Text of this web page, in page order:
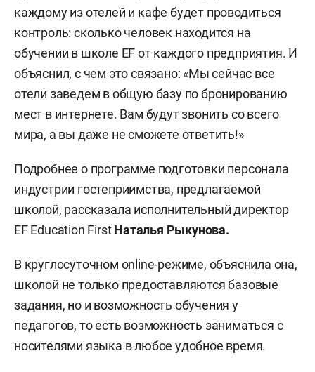
каждому из отелей и кафе будет проводиться
контроль: сколько человек находится на
обучении в школе EF от каждого предприятия. И
объяснил, с чем это связано: «Мы сейчас все
отели заведем в общую базу по бронированию
мест в интернете. Вам будут звонить со всего
мира, а вы даже не сможете ответить!»
Подробнее о программе подготовки персонала
индустрии гостеприимства, предлагаемой
школой, рассказала исполнительный директор
EF Education FirstНаталья Рыкунова.
В круглосуточном online-режиме, объяснила она,
школой не только предоставляются базовые
задания, но и возможность обучения у
педагогов, то есть возможность заниматься с
носителями языка в любое удобное время.